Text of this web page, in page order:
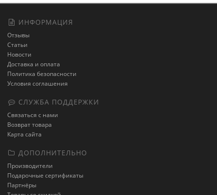
ИНФОРМАЦИЯ
Отзывы
Статьи
Новости
Доставка и оплата
Политика безопасности
Условия соглашения
СЛУЖБА ПОДДЕРЖКИ
Связаться с нами
Возврат товара
Карта сайта
ДОПОЛНИТЕЛЬНО
Производители
Подарочные сертификаты
Партнёры